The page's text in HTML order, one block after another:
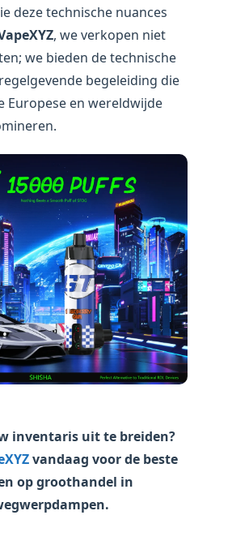
deze technische nuances
, we verkopen niet
we bieden de technische
begeleiding die
Europese en wereldwijde
inventaris uit te breiden?
vandaag voor de beste
opgroothandel in
.